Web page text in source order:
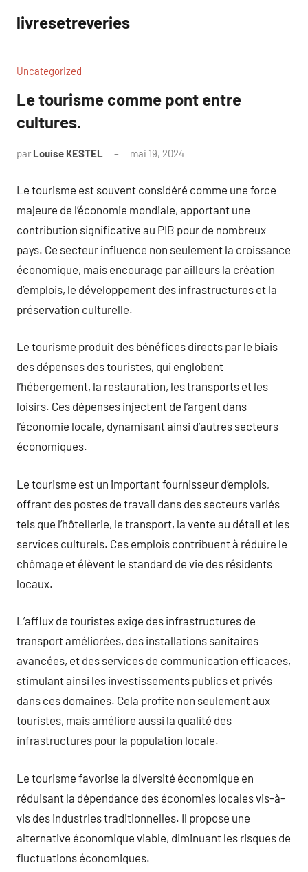
contenu
livresetreveries
Uncategorized
Le tourisme comme pont entre
cultures.
par Louise KESTEL mai 19, 2024
Le tourisme est souvent considéré comme une force
majeure de l’économie mondiale, apportant une
contribution significative au PIB pour de nombreux
pays. Ce secteur influence non seulement la croissance
économique, mais encourage par ailleurs la création
d’emplois, le développement des infrastructures et la
préservation culturelle.
Le tourisme produit des bénéfices directs par le biais
des dépenses des touristes, qui englobent
l’hébergement, la restauration, les transports et les
loisirs. Ces dépenses injectent de l’argent dans
l’économie locale, dynamisant ainsi d’autres secteurs
économiques.
Le tourisme est un important fournisseur d’emplois,
offrant des postes de travail dans des secteurs variés
tels que l’hôtellerie, le transport, la vente au détail et les
services culturels. Ces emplois contribuent à réduire le
chômage et élèvent le standard de vie des résidents
locaux.
L’afflux de touristes exige des infrastructures de
transport améliorées, des installations sanitaires
avancées, et des services de communication efficaces,
stimulant ainsi les investissements publics et privés
dans ces domaines. Cela profite non seulement aux
touristes, mais améliore aussi la qualité des
infrastructures pour la population locale.
Le tourisme favorise la diversité économique en
réduisant la dépendance des économies locales vis-à-
vis des industries traditionnelles. Il propose une
alternative économique viable, diminuant les risques de
fluctuations économiques.